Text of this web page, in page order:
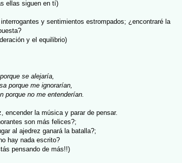
ellas siguen en tí)
y sentimientos estrompados; ¿encontraré la
y el equilibrio)
se alejaría,
porque me ignorarían,
porque no me entenderían.
encender la música y parar de pensar.
son más felices?;
al ajedrez ganará la batalla?;
hay nada escrito?
pensando de más!!)